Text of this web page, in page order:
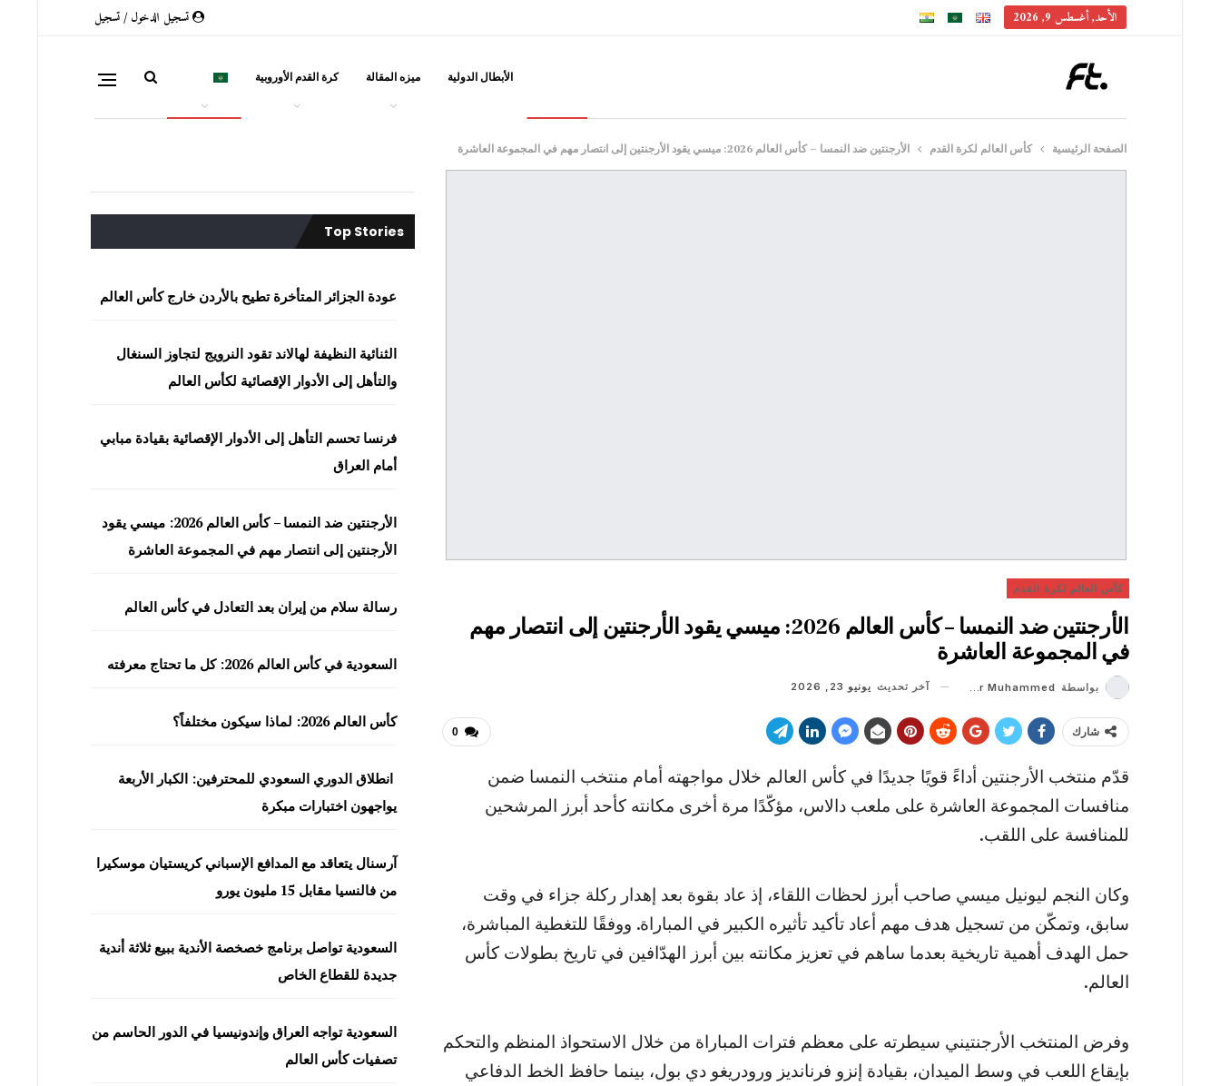
تسجيل الدخول / تسجيل الأحد, أغسطس 9, 2026
الأبطال الدولية ميزه المقالة كرة القدم الأوروبية
الصفحة الرئيسية كأس العالم لكرة القدم الأرجنتين ضد النمسا – كأس العالم 2026: ميسي يقود الأرجنتين إلى انتصار مهم في المجموعة العاشرة
كأس العالم لكرة القدم
الأرجنتين ضد النمسا – كأس العالم 2026: ميسي يقود الأرجنتين إلى انتصار مهم
في المجموعة العاشرة
بواسطة Shaheer Muhammed آخر تحديث يونيو 23, 2026
0 شارك
قدّم منتخب الأرجنتين أداءً قويًا جديدًا في كأس العالم خلال مواجهته أمام منتخب النمسا ضمن
منافسات المجموعة العاشرة على ملعب دالاس، مؤكّدًا مرة أخرى مكانته كأحد أبرز المرشحين
للمنافسة على اللقب.
وكان النجم ليونيل ميسي صاحب أبرز لحظات اللقاء، إذ عاد بقوة بعد إهدار ركلة جزاء في وقت
سابق، وتمكّن من تسجيل هدف مهم أعاد تأكيد تأثيره الكبير في المباراة. ووفقًا للتغطية المباشرة،
حمل الهدف أهمية تاريخية بعدما ساهم في تعزيز مكانته بين أبرز الهدّافين في تاريخ بطولات كأس
العالم.
وفرض المنتخب الأرجنتيني سيطرته على معظم فترات المباراة من خلال الاستحواذ المنظم والتحكم
بإيقاع اللعب في وسط الميدان، بقيادة إنزو فرنانديز ورودريغو دي بول، بينما حافظ الخط الدفاعي
Top Stories
عودة الجزائر المتأخرة تطيح بالأردن خارج كأس العالم
الثنائية النظيفة لهالاند تقود النرويج لتجاوز السنغال
والتأهل إلى الأدوار الإقصائية لكأس العالم
فرنسا تحسم التأهل إلى الأدوار الإقصائية بقيادة مبابي
أمام العراق
الأرجنتين ضد النمسا – كأس العالم 2026: ميسي يقود
الأرجنتين إلى انتصار مهم في المجموعة العاشرة
رسالة سلام من إيران بعد التعادل في كأس العالم
السعودية في كأس العالم 2026: كل ما تحتاج معرفته
كأس العالم 2026: لماذا سيكون مختلفاً؟
انطلاق الدوري السعودي للمحترفين: الكبار الأربعة
يواجهون اختبارات مبكرة
آرسنال يتعاقد مع المدافع الإسباني كريستيان موسكيرا
من فالنسيا مقابل 15 مليون يورو
السعودية تواصل برنامج خصخصة الأندية ببيع ثلاثة أندية
جديدة للقطاع الخاص
السعودية تواجه العراق وإندونيسيا في الدور الحاسم من
تصفيات كأس العالم